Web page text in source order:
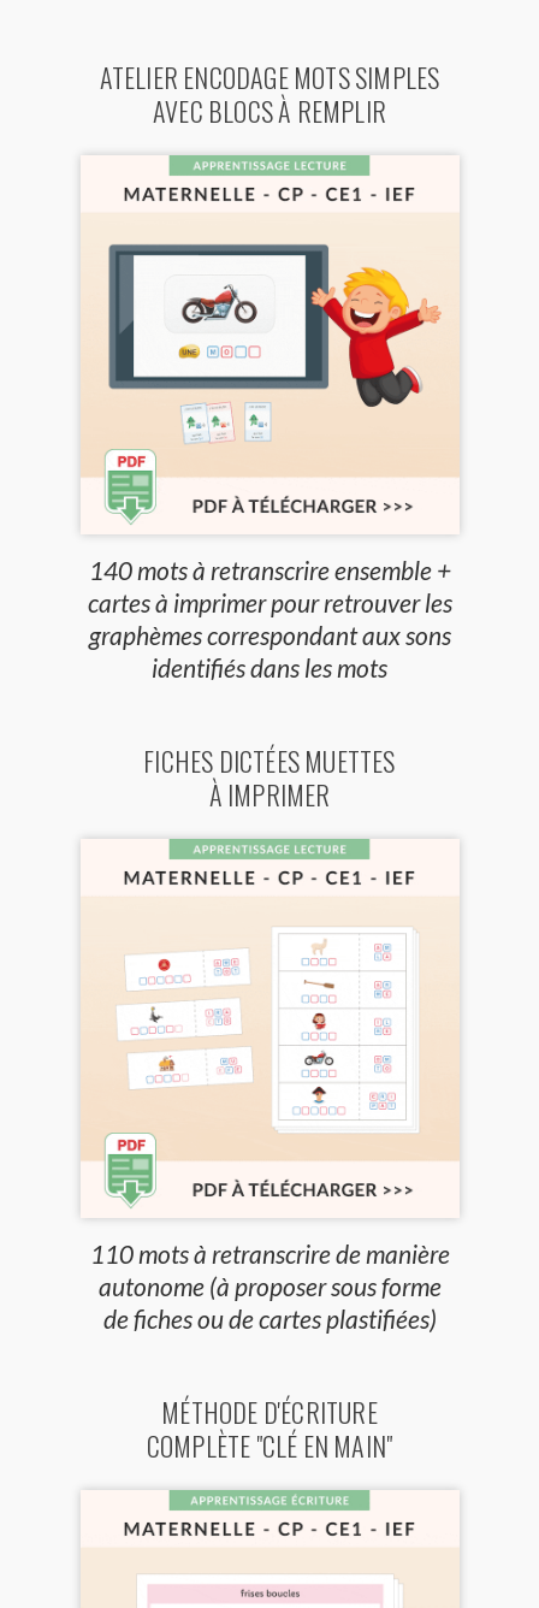
ATELIER ENCODAGE MOTS SIMPLES
AVEC BLOCS À REMPLIR
140 mots à retranscrire ensemble +
cartes à imprimer pour retrouver les
graphèmes correspondant aux sons
identifiés dans les mots
FICHES DICTÉES MUETTES
À IMPRIMER
110 mots à retranscrire de manière
autonome (à proposer sous forme
de fiches ou de cartes plastifiées)
MÉTHODE D'ÉCRITURE
COMPLÈTE "CLÉ EN MAIN"